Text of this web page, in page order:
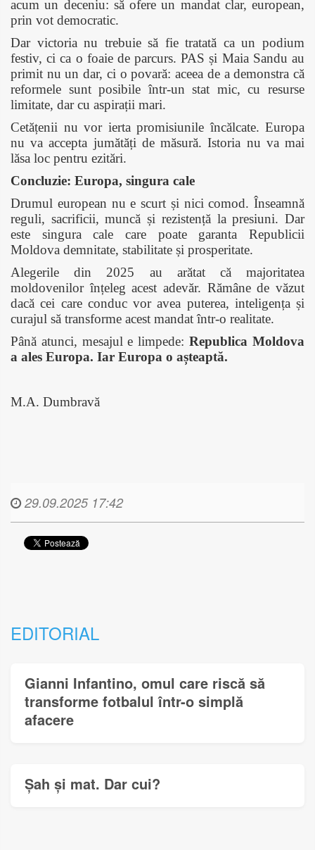
acum un deceniu: să ofere un mandat clar, european,
prin vot democratic.
Dar victoria nu trebuie să fie tratată ca un podium
festiv, ci ca o foaie de parcurs. PAS și Maia Sandu au
primit nu un dar, ci o povară: aceea de a demonstra că
reformele sunt posibile într-un stat mic, cu resurse
limitate, dar cu aspirații mari.
Cetățenii nu vor ierta promisiunile încălcate. Europa
nu va accepta jumătăți de măsură. Istoria nu va mai
lăsa loc pentru ezitări.
Concluzie: Europa, singura cale
Drumul european nu e scurt și nici comod. Înseamnă
reguli, sacrificii, muncă și rezistență la presiuni. Dar
este singura cale care poate garanta Republicii
Moldova demnitate, stabilitate și prosperitate.
Alegerile din 2025 au arătat că majoritatea
moldovenilor înțeleg acest adevăr. Rămâne de văzut
dacă cei care conduc vor avea puterea, inteligența și
curajul să transforme acest mandat într-o realitate.
Până atunci, mesajul e limpede:Republica Moldova
a ales Europa. Iar Europa o așteaptă.
M.A. Dumbravă
29.09.2025 17:42
EDITORIAL
Gianni Infantino, omul care riscă să
transforme fotbalul într-o simplă
afacere
Șah și mat. Dar cui?